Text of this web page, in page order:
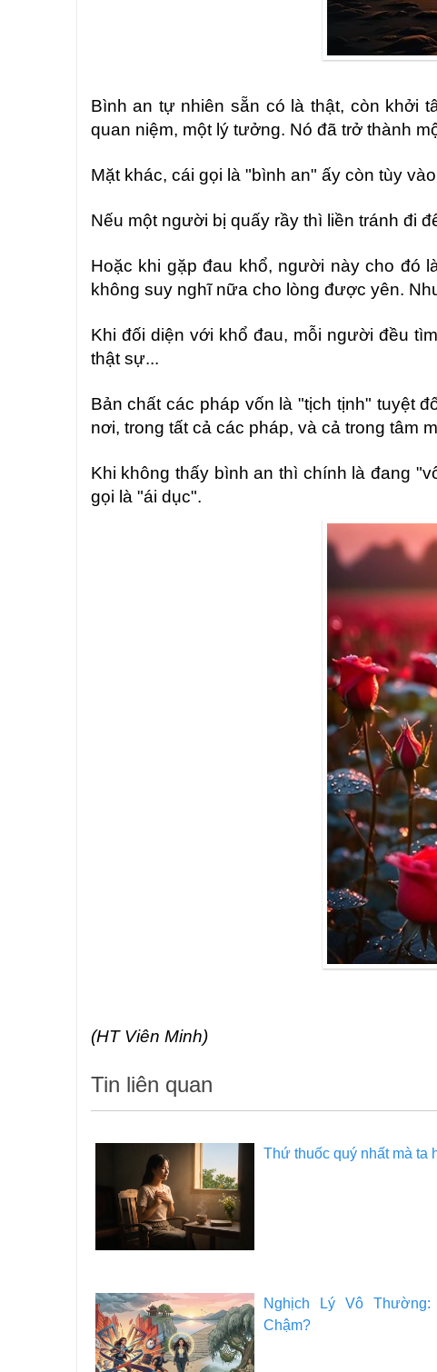
Bình an tự nhiên sẵn có là thật, còn khởi
quan niệm, một lý tưởng. Nó đã trở thành
Mặt khác, cái gọi là "bình an" ấy còn tùy
Nếu một người bị quấy rầy thì liền tránh đi
Hoặc khi gặp đau khổ, người này cho đó
không suy nghĩ nữa cho lòng được yên.
Khi đối diện với khổ đau, mỗi người đều
thật sự...
Bản chất các pháp vốn là "tịch tịnh" tuyệt
nơi, trong tất cả các pháp, và cả trong tâm
Khi không thấy bình an thì chính là đang
gọi là "ái dục".
(HT Viên Minh)
Tin liên quan
Thứ thuốc quý nhất mà ta
Nghịch Lý Vô
Chậm?